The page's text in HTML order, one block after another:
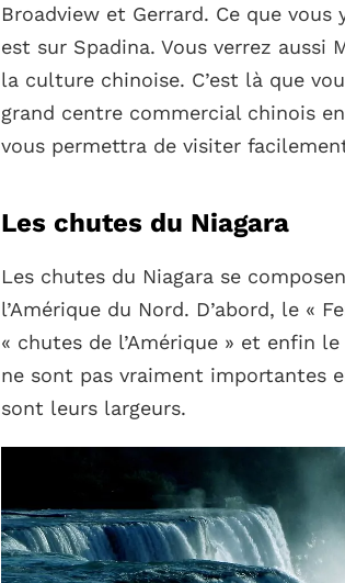
Broadview et Gerrard. Ce que
est sur Spadina. Vous verrez
la culture chinoise. C’est là que
grand centre commercial chinois
vous permettra de visiter
Les chutes du Niagara
Les chutes du Niagara se
l’Amérique du Nord. D’abord, le «
« chutes de l’Amérique » et enfin
ne sont pas vraiment importantes
sont leurs largeurs.